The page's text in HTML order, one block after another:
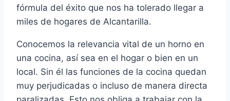
fórmula del éxito que nos ha tolerado llegar a
miles de hogares de Alcantarilla.
Conocemos la relevancia vital de un horno en
una cocina, así sea en el hogar o bien en un
local. Sin él las funciones de la cocina quedan
muy perjudicadas o incluso de manera directa